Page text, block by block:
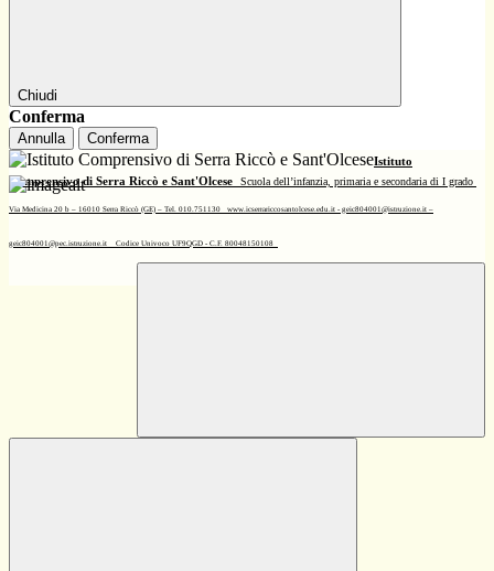
Chiudi
Conferma
Annulla Conferma
Istituto
Comprensivo di Serra Riccò e Sant'Olcese
Scuola dell’infanzia, primaria e secondaria di I grado
Via Medicina 20 b – 16010 Serra Riccò (GE) – Tel. 010.751130 www.icserrariccosantolcese.edu.it - geic804001@istruzione.it –
geic804001@pec.istruzione.it Codice Univoco UF9QGD - C.F. 80048150108